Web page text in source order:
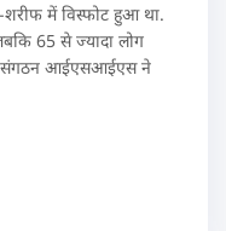
में विस्फोट हुआ था.
65 से ज्यादा लोग
संगठन आईएसआईएस ने